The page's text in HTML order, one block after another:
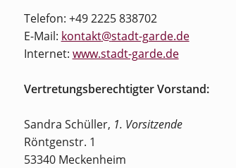
Telefon: +49 2225 838702
E-Mail: kontakt@stadt-garde.de
Internet: www.stadt-garde.de
Vertretungsberechtigter Vorstand:
Sandra Schüller, 1. Vorsitzende
Röntgenstr. 1
53340 Meckenheim